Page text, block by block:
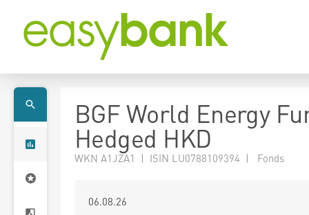
BGF World Energy
Hedged HKD
WKN A1JZA1 | ISIN LU0788109394 | Fonds
06.08.26